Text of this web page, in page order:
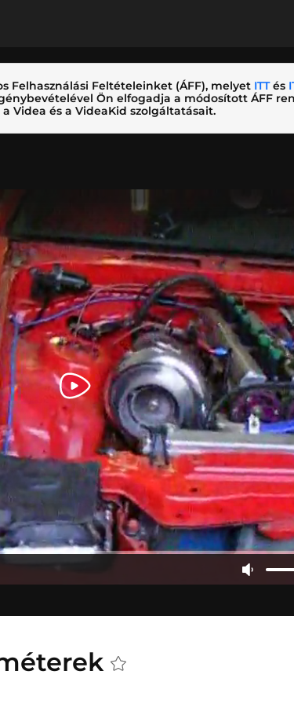
Felhasználási Feltételeinket (ÁFF), melyet ITTés
Ön elfogadja a módosított ÁFF
Videa és a VideaKid szolgáltatásait.